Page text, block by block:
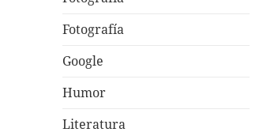
Fotografía
Google
Humor
Literatura